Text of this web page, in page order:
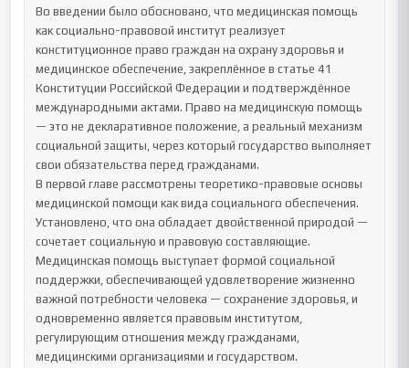
Во введении было обосновано, что медицинская помощь
как социально-правовой институт реализует
конституционное право граждан на охрану здоровья и
медицинское обеспечение, закреплённое в статье 41
Конституции Российской Федерации и подтверждённое
международными актами. Право на медицинскую помощь
— это не декларативное положение, а реальный механизм
социальной защиты, через который государство выполняет
свои обязательства перед гражданами.
В первой главе рассмотрены теоретико-правовые основы
медицинской помощи как вида социального обеспечения.
Установлено, что она обладает двойственной природой —
сочетает социальную и правовую составляющие.
Медицинская помощь выступает формой социальной
поддержки, обеспечивающей удовлетворение жизненно
важной потребности человека — сохранение здоровья, и
одновременно является правовым институтом,
регулирующим отношения между гражданами,
медицинскими организациями и государством.